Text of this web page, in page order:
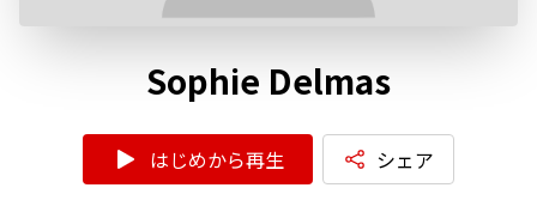
Sophie Delmas
はじめから再生 シェア